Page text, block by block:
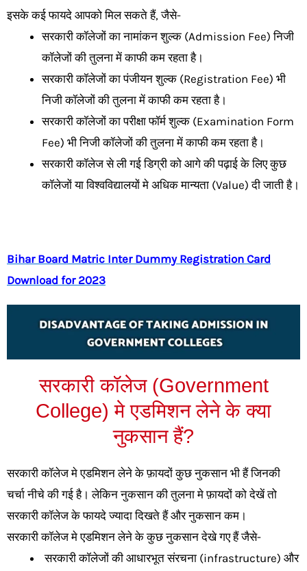
इसके कई फायदे आपको मिल सकते हैं, जैसे-
सरकारी कॉलेजों का नामांकन शुल्क (Admission Fee) निजी
कॉलेजों की तुलना में काफी कम रहता है।
सरकारी कॉलेजों का पंजीयन शुल्क (Registration Fee) भी
निजी कॉलेजों की तुलना में काफी कम रहता है।
सरकारी कॉलेजों का परीक्षा फॉर्म शुल्क (Examination Form
Fee) भी निजी कॉलेजों की तुलना में काफी कम रहता है।
सरकारी कॉलेज से ली गई डिग्री को आगे की पढ़ाई के लिए कुछ
कॉलेजों या विश्वविद्यालयों मे अधिक मान्यता (Value) दी जाती है।
Bihar Board Matric Inter Dummy Registration Card
Download for 2023
सरकारी कॉलेज (Government
College) मे एडमिशन लेने के क्या
नुकसान हैं?​
सरकारी कॉलेज मे एडमिशन लेने के फ़ायदों कुछ नुकसान भी हैं जिनकी
चर्चा नीचे की गई है। लेकिन नुकसान की तुलना मे फ़ायदों को देखें तो
सरकारी कॉलेज के फायदे ज्यादा दिखते हैं और नुकसान कम।
सरकारी कॉलेज मे एडमिशन लेने के कुछ नुकसान देखे गए हैं जैसे-
सरकारी कॉलेजों की आधारभूत संरचना (infrastructure) और